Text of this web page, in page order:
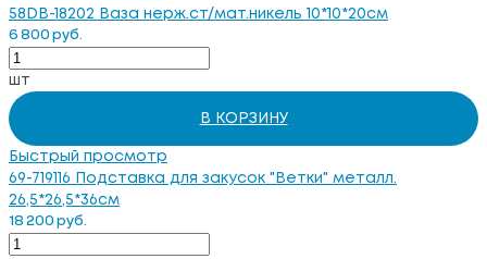
58DB-18202 Ваза нерж.ст/мат.никель 10*10*20см
6 800 руб.
шт
В КОРЗИНУ
Быстрый просмотр
69-719116 Подставка для закусок "Ветки" металл.
26,5*26,5*36см
18 200 руб.